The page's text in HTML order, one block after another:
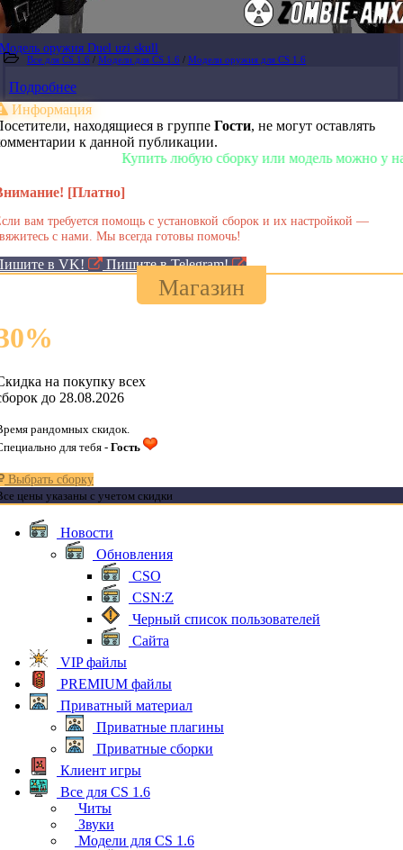
Модель оружия Duel uzi skull
Все для CS 1.6 / Модели для CS 1.6 / Модели оружия для CS 1.6
Подробнее
Информация
находящиеся в группе Гости, не могут оставлять
к данной публикации.
Купить любую сборку или модель можно у нас в
[Платно]
вам требуется помощь с установкой сборок и их настройкой —
с нами. Мы всегда готовы помочь!
в VK! Пишите в Telegram!
Магазин
%
на покупку всех
до 28.08.2026
рандомных скидок.
для тебя - Гость
Выбрать сборку
цены указаны с учетом скидки
Новости
Обновления
CSO
CSN:Z
Черный список пользователей
Сайта
VIP файлы
PREMIUM файлы
Приватный материал
Приватные плагины
Приватные сборки
Клиент игры
Все для CS 1.6
Читы
Звуки
Модели для CS 1.6